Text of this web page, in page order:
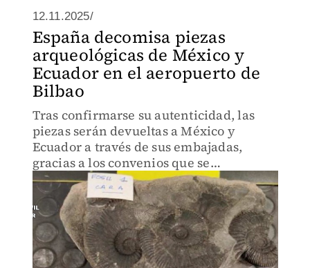
12.11.2025/
España decomisa piezas
arqueológicas de México y
Ecuador en el aeropuerto de
Bilbao
Tras confirmarse su autenticidad, las
piezas serán devueltas a México y
Ecuador a través de sus embajadas,
gracias a los convenios que se
mantienen al respecto.